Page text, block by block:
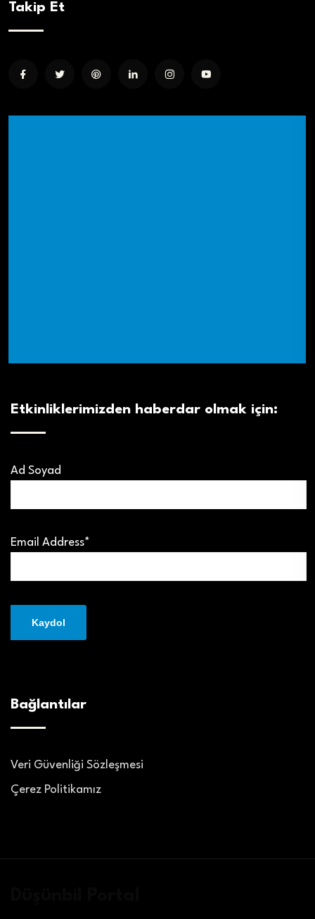
Takip Et
Etkinliklerimizden haberdar olmak için:
Ad Soyad
Email Address*
Bağlantılar
Veri Güvenliği Sözleşmesi
Çerez Politikamız